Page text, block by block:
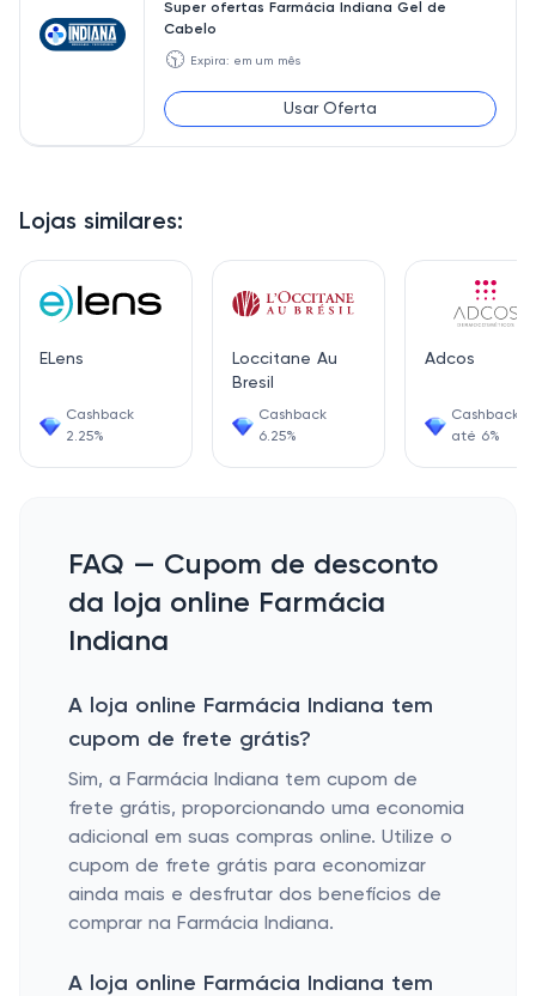
Lojas similares:
ELens
Cashback
2.25%
Loccitane Au
Bresil
Cashback
6.25%
Adcos
Cashback
até 6%
Super ofertas Farmácia Indiana Gel de
Cabelo
🕥 Expira: em um mês
Usar Oferta
FAQ — Cupom de desconto
da loja online Farmácia
Indiana
A loja online Farmácia Indiana tem
cupom de frete grátis?
Sim, a Farmácia Indiana tem cupom de
frete grátis, proporcionando uma economia
adicional em suas compras online. Utilize o
cupom de frete grátis para economizar
ainda mais e desfrutar dos benefícios de
comprar na Farmácia Indiana.
A loja online Farmácia Indiana tem